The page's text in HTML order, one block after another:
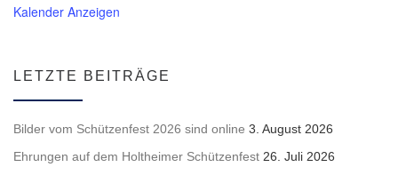
Kalender Anzeigen
LETZTE BEITRÄGE
Bilder vom Schützenfest 2026 sind online 3. August 2026
Ehrungen auf dem Holtheimer Schützenfest 26. Juli 2026